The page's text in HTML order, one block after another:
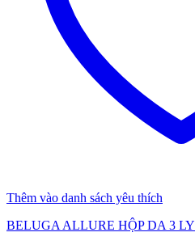
Thêm vào danh sách yêu thích
BELUGA ALLURE HỘP DA 3 LY